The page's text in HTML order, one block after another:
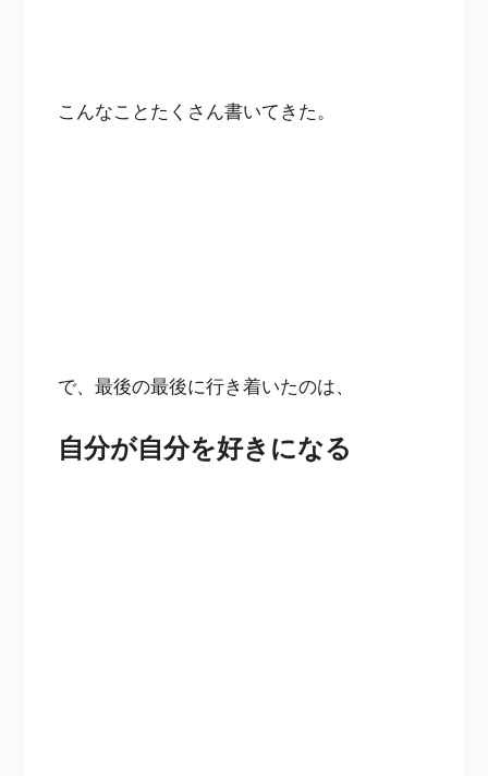
こんなことたくさん書いてきた。
で、最後の最後に行き着いたのは、
自分が自分を好きになる